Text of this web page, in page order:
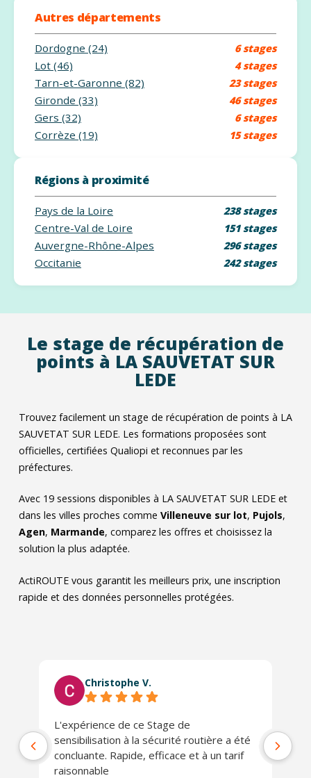
Autres départements
Dordogne (24) 6 stages
Lot (46) 4 stages
Tarn-et-Garonne (82) 23 stages
Gironde (33) 46 stages
Gers (32) 6 stages
Corrèze (19) 15 stages
Régions à proximité
Pays de la Loire 238 stages
Centre-Val de Loire 151 stages
Auvergne-Rhône-Alpes 296 stages
Occitanie 242 stages
Le stage de récupération de
points à LA SAUVETAT SUR
LEDE
Trouvez facilement un stage de récupération de points à LA
SAUVETAT SUR LEDE. Les formations proposées sont
officielles, certifiées Qualiopi et reconnues par les
préfectures.
Avec 19sessions disponibles à LA SAUVETAT SUR LEDE et
dans les villes proches comme Villeneuve sur lot, Pujols,
Agen, Marmande, comparez les offres et choisissez la
solution la plus adaptée.
ActiROUTE vous garantit les meilleurs prix, une inscription
rapide et des données personnelles protégées.
Christophe V.
L'expérience de ce Stage de
sensibilisation à la sécurité routière a été
concluante. Rapide, efficace et à un tarif
raisonnable